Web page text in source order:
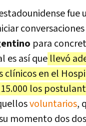
fue
para
es así que llevó
clínicos en el
los
voluntarios,
momento dos